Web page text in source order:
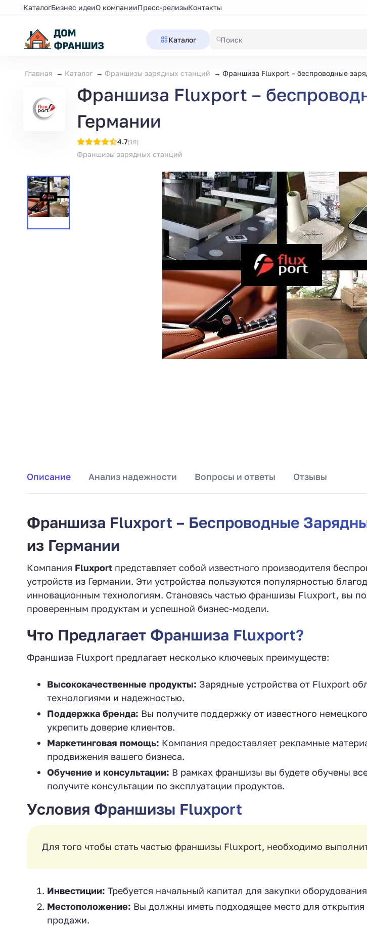
КаталогБизнес идеиО компанииПресс-релизыКонтакты
Каталог
Главная Каталог Франшизы зарядных станций Франшиза Fluxport – беспроводные
Франшиза Fluxport –
Германии
4.7(18)
Франшизы зарядных станций
Описание Анализ надежности Вопросы и ответы Отзывы
Франшиза Fluxport – Беспроводные
из Германии
Компания Fluxport представляет собой известного производителя
устройств из Германии. Эти устройства пользуются популярностью
инновационным технологиям. Становясь частью франшизы Fluxport, вы
проверенным продуктам и успешной бизнес-модели.
Что Предлагает Франшиза Fluxport?
Франшиза Fluxport предлагает несколько ключевых преимуществ:
Высококачественные продукты: Зарядные устройства от Fluxport
технологиями и надежностью.
Поддержка бренда: Вы получите поддержку от известного
укрепить доверие клиентов.
Маркетинговая помощь: Компания предоставляет рекламные
продвижения вашего бизнеса.
Обучение и консультации: В рамках франшизы вы будете обучены
получите консультации по эксплуатации продуктов.
Условия Франшизы Fluxport
Для того чтобы стать частью франшизы Fluxport, необходимо
Инвестиции: Требуется начальный капитал для закупки
Местоположение: Вы должны иметь подходящее место для открытия
продажи.